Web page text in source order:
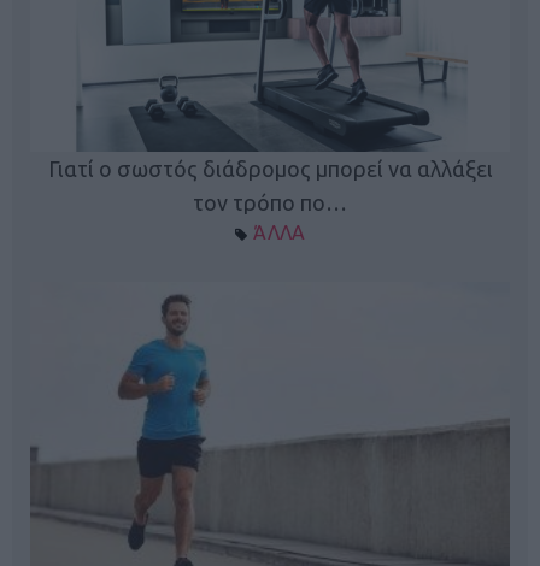
Γιατί ο σωστός διάδρομος μπορεί να αλλάξει
τον τρόπο πο…
ΆΛΛΑ